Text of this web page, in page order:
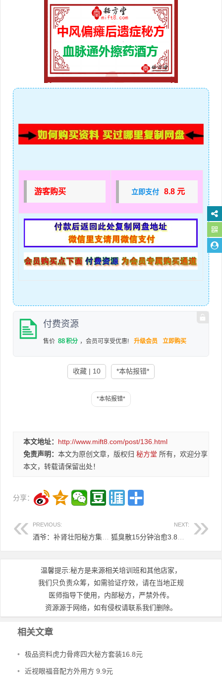
游客购买 立即支付 8.8 元
付费资源
售价 88积分 ，会员可享受优惠! 升级会员 立即购买
收藏 | 10 *本帖报错*
本文地址： http://www.mift8.com/post/136.html
免责声明： 本文为原创文章，版权归 秘方堂 所有，欢迎分享
本文，转载请保留出处！
分享：
PREVIOUS: NEXT:
温馨提示:秘方是来源相关培训班和其他店家，
我们只负责众筹，如需验证疗效，请在当地正规
医师指导下使用，内部秘方，严禁外传。
资源源于网络，如有侵权请联系我们删除。
相关文章
• 极品资料虎力骨疼四大秘方套装16.8元
• 近视眼福音配方外用方 9.9元